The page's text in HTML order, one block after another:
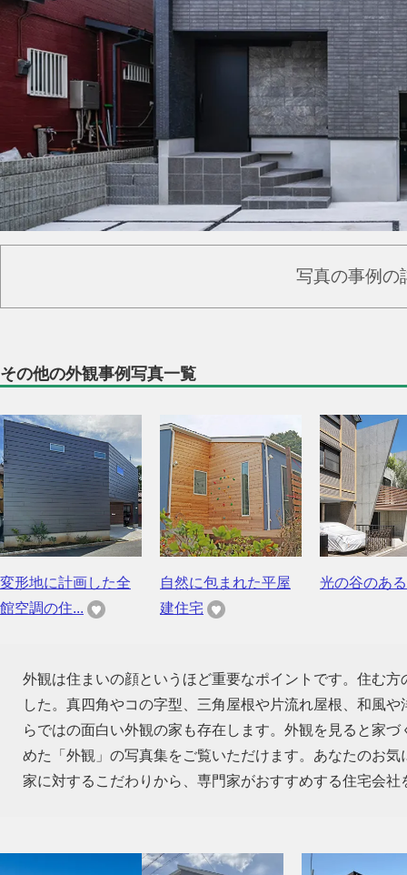
写真の事例の
その他の外観事例写真一覧
変形地に計画した全
館空調の住...
自然に包まれた平屋
建住宅
光の谷のあ
外観は住まいの顔というほど重要なポイントです。住む
した。真四角やコの字型、三角屋根や片流れ屋根、和風
らではの面白い外観の家も存在します。外観を見ると家
めた「外観」の写真集をご覧いただけます。あなたのお
家に対するこだわりから、専門家がおすすめする住宅会社